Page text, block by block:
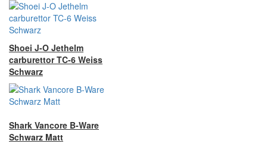
Shoei J-O Jethelm
carburettor TC-6 Weiss
Schwarz
Shark Vancore B-Ware
Schwarz Matt